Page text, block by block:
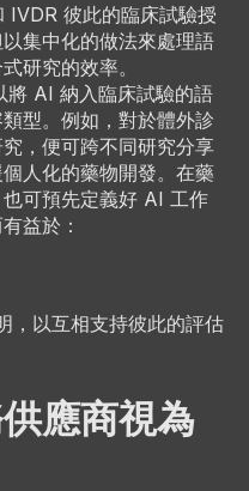
IVDR 彼此的臨床試驗授
以集中化的做法來處理語
研究的效率。
AI 納入臨床試驗的語
型。例如，對於體外診
，便可跨不同研究分享
人化的藥物開發。在藥
可預先定義好 AI 工作
益於：
，以互相支持彼此的評估
應商視為